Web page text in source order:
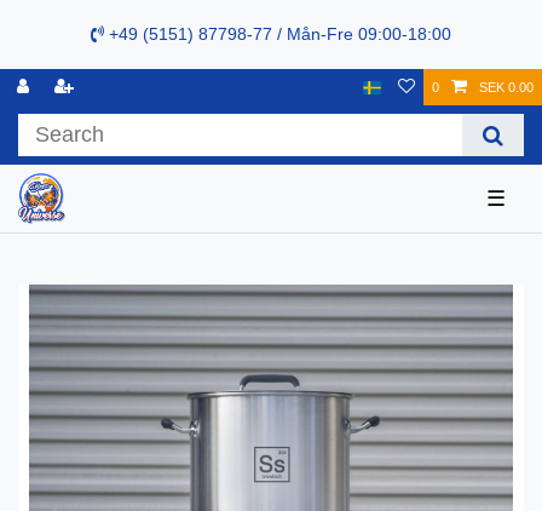
+49 (5151) 87798-77 / Mån-Fre 09:00-18:00
0 SEK 0.00
☰